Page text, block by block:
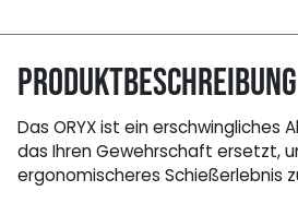
Produktbeschreibung
Das ORYX ist ein erschwingliches
das Ihren Gewehrschaft ersetzt,
ergonomischeres Schießerlebnis